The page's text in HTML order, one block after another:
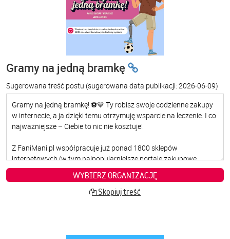
Gramy na jedną bramkę
Sugerowana treść postu (sugerowana data publikacji: 2026-06-09)
WYBIERZ ORGANIZACJĘ
Skopiuj treść